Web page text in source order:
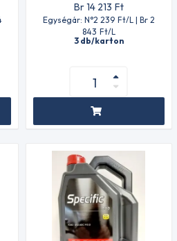
Br 14 213 Ft
Egységár: N°2 239 Ft/L | Br 2
843 Ft/L
3 db/karton